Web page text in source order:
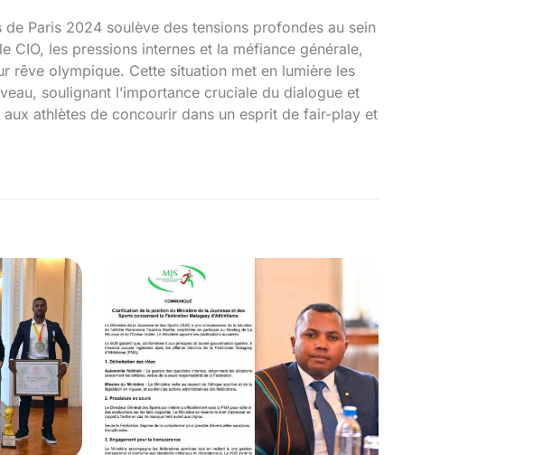
Paris 2024 soulève des tensions profondes au sein
les pressions internes et la méfiance générale,
rêve olympique. Cette situation met en lumière les
soulignant l’importance cruciale du dialogue et
athlètes de concourir dans un esprit de fair-play et